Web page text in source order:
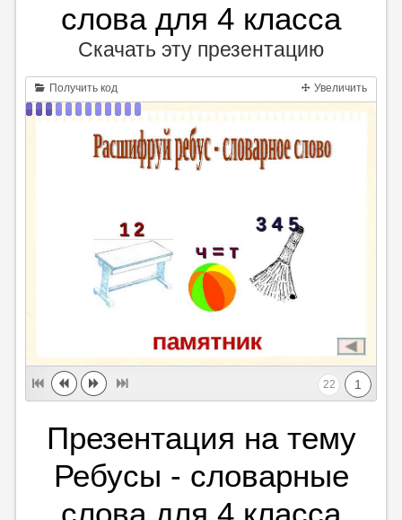
слова для 4 класса
Скачать эту презентацию
Получить код Увеличить
1
22
Презентация на тему
Ребусы - словарные